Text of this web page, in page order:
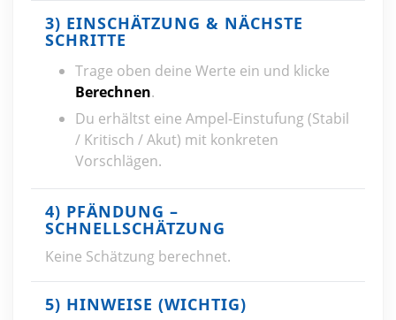
3) EINSCHÄTZUNG & NÄCHSTE
SCHRITTE
Trage oben deine Werte ein und klicke
Berechnen.
Du erhältst eine Ampel‑Einstufung (Stabil
/ Kritisch / Akut) mit konkreten
Vorschlägen.
4) PFÄNDUNG –
SCHNELLSCHÄTZUNG
Keine Schätzung berechnet.
5) HINWEISE (WICHTIG)